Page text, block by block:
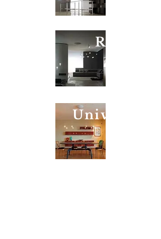
Radiale
Universo